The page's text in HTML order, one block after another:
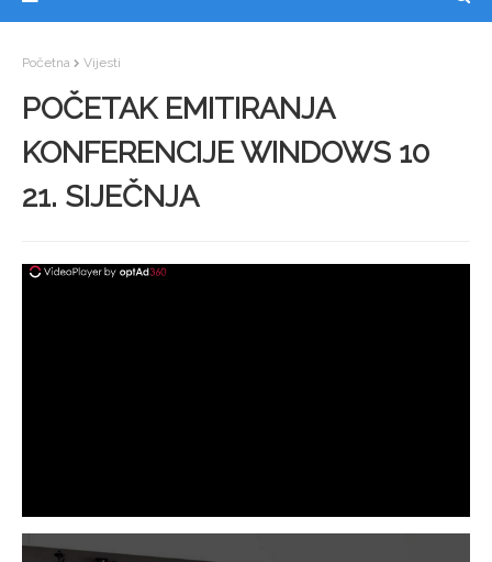
Početna Vijesti
POČETAK EMITIRANJA
KONFERENCIJE WINDOWS 10
21. SIJEČNJA